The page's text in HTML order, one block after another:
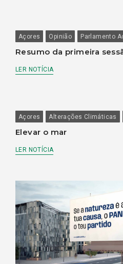
Açores Opinião Parlamento
Resumo da primeira
LER NOTÍCIA
Açores Alterações Climáticas
Elevar o mar
LER NOTÍCIA